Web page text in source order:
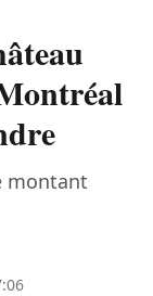
montant